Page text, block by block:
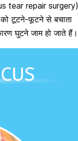
tear repair surgery)
को टूटने-फूटने से बचाता
घुटने जाम हो जाते हैं।